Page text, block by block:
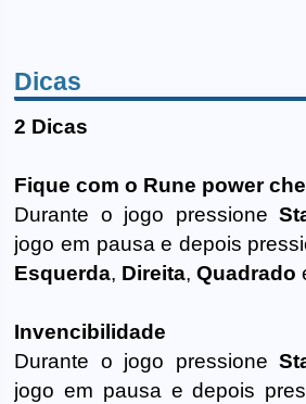
Dicas
2 Dicas
Fique com o Rune power
Durante o jogo pressione
jogo em pausa e depois
Esquerda, Direita,Quadrado
Invencibilidade
Durante o jogo pressione
jogo em pausa e depois